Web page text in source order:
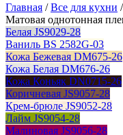
Главная /Все для кухни /
Матовая однотонная
Белая JS9029-28
Ваниль BS 2582G-03
Кожа Бежевая DM675-26
Кожа Белая DM676-26
Кожа Коньяк DN0715-26
Коричневая JS9057-28
Крем-брюле JS9052-28
Лайм JS9054-28
Малиновая JS9056-28